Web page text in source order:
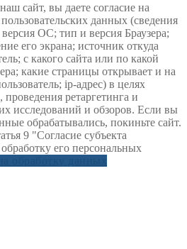
сайт, вы даете согласие на
данных (сведения
ОС; тип и версия Браузера;
его экрана; источник откуда
с какого сайта или по какой
какие страницы открывает и на
ip-адрес) в целях
ретаргетинга и
исследований и обзоров. Если вы
обрабатывались, покиньте сайт.
9 "Согласие субъекта
его персональных